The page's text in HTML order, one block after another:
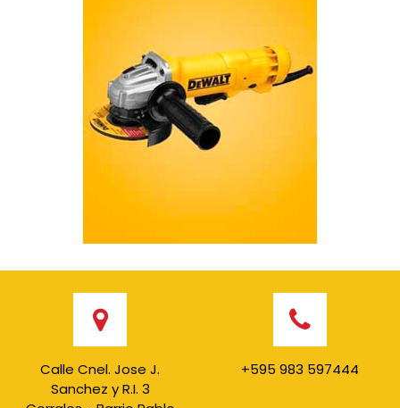
Calle Cnel. Jose J.
Sanchez y R.I. 3
+595 983 597444